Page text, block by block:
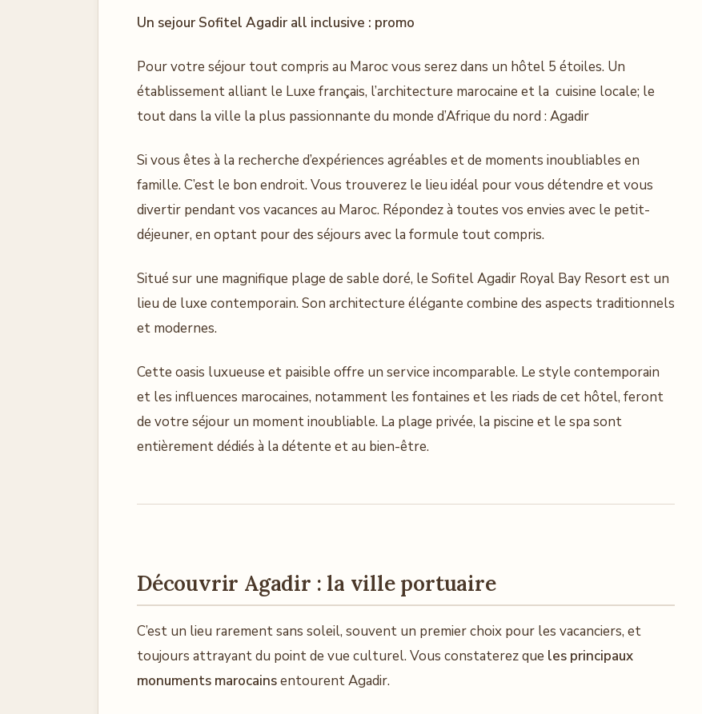
Un sejour Sofitel Agadir all inclusive : promo
Pour votre séjour tout compris au Maroc vous serez dans un hôtel 5 étoiles. Un
établissement alliant le Luxe français, l’architecture marocaine et la cuisine locale; le
tout dans la ville la plus passionnante du monde d’Afrique du nord : Agadir
Si vous êtes à la recherche d’expériences agréables et de moments inoubliables en
famille. C’est le bon endroit. Vous trouverez le lieu idéal pour vous détendre et vous
divertir pendant vos vacances au Maroc. Répondez à toutes vos envies avec le petit-
déjeuner, en optant pour des séjours avec la formule tout compris.
Situé sur une magnifique plage de sable doré, le Sofitel Agadir Royal Bay Resort est un
lieu de luxe contemporain. Son architecture élégante combine des aspects traditionnels
et modernes.
Cette oasis luxueuse et paisible offre un service incomparable. Le style contemporain
et les influences marocaines, notamment les fontaines et les riads de cet hôtel, feront
de votre séjour un moment inoubliable. La plage privée, la piscine et le spa sont
entièrement dédiés à la détente et au bien-être.
Découvrir Agadir : la ville portuaire
C’est un lieu rarement sans soleil, souvent un premier choix pour les vacanciers, et
toujours attrayant du point de vue culturel. Vous constaterez que les principaux
monuments marocainsentourent Agadir.